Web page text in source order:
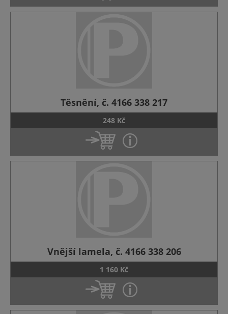
Těsnění, č. 4166 338 217
248 Kč
Vnější lamela, č. 4166 338 206
1 160 Kč